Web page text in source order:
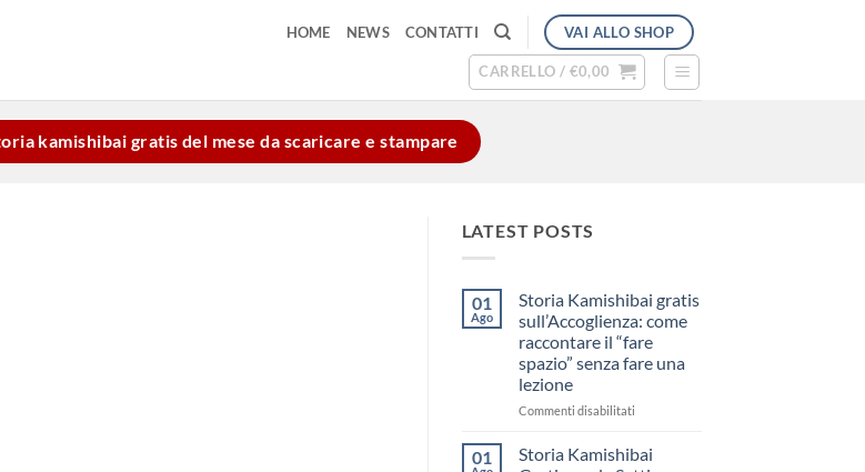
HOME NEWS CONTATTI VAI ALLO SHOP
CARRELLO / €0,00
kamishibai gratis del mese da scaricare e stampare
LATEST POSTS
01
Ago
Storia Kamishibai gratis
sull’Accoglienza: come
raccontare il “fare
spazio” senza fare una
lezione
Commenti disabilitatisu
Kamishibai
gratis
01
Storia Kamishibai